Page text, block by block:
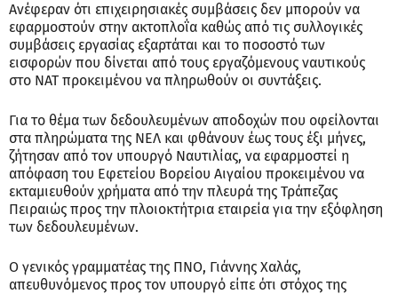
Ανέφεραν ότι επιχειρησιακές συμβάσεις δεν μπορούν να
εφαρμοστούν στην ακτοπλοΐα καθώς από τις συλλογικές
συμβάσεις εργασίας εξαρτάται και το ποσοστό των
εισφορών που δίνεται από τους εργαζόμενους ναυτικούς
στο ΝΑΤ προκειμένου να πληρωθούν οι συντάξεις.
Για το θέμα των δεδουλευμένων αποδοχών που οφείλονται
στα πληρώματα της ΝΕΛ και φθάνουν έως τους έξι μήνες,
ζήτησαν από τον υπουργό Ναυτιλίας, να εφαρμοστεί η
απόφαση του Εφετείου Βορείου Αιγαίου προκειμένου να
εκταμιευθούν χρήματα από την πλευρά της Τράπεζας
Πειραιώς προς την πλοιοκτήτρια εταιρεία για την εξόφληση
των δεδουλευμένων.
Ο γενικός γραμματέας της ΠΝΟ, Γιάννης Χαλάς,
απευθυνόμενος προς τον υπουργό είπε ότι στόχος της